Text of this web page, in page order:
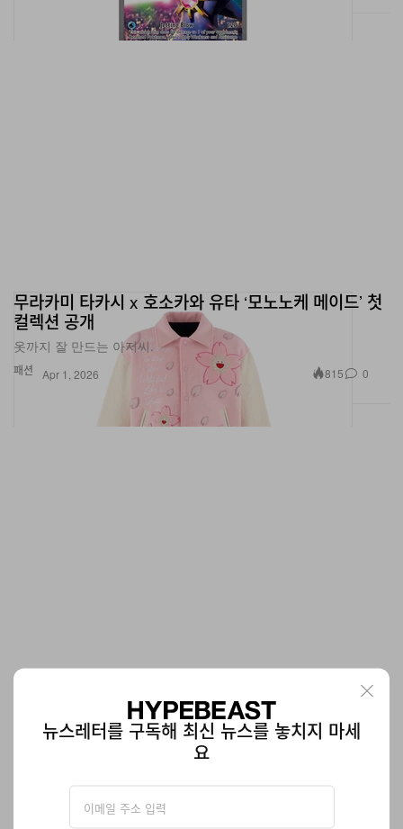
패션
무라카미 타카시 x 호소카와 유타 ‘모노노케 메이드’ 첫
컬렉션 공개
옷까지 잘 만드는 아저씨.
Apr 1, 2026 815 0
‘Chopped and Screwed’ 사운드의 선구자.
Apr 1, 2026 459
뉴스레터를 구독해 최신 뉴스를 놓치지 마세
요